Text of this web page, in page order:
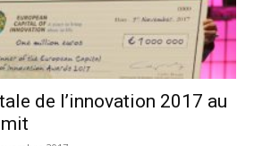
de l’innovation 2017 au